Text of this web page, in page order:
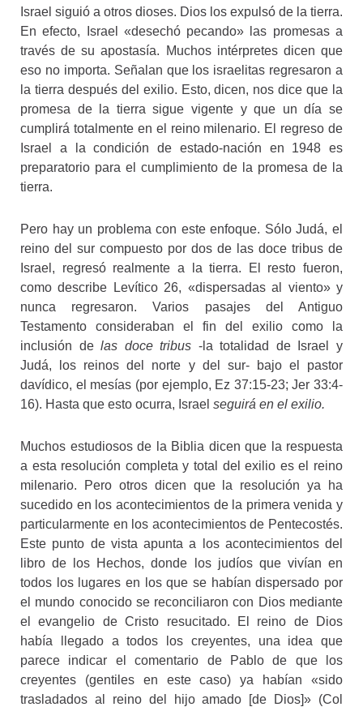
Israel siguió a otros dioses. Dios los expulsó de la tierra.
En efecto, Israel «desechó pecando» las promesas a
través de su apostasía. Muchos intérpretes dicen que
eso no importa. Señalan que los israelitas regresaron a
la tierra después del exilio. Esto, dicen, nos dice que la
promesa de la tierra sigue vigente y que un día se
cumplirá totalmente en el reino milenario. El regreso de
Israel a la condición de estado-nación en 1948 es
preparatorio para el cumplimiento de la promesa de la
tierra.
Pero hay un problema con este enfoque. Sólo Judá, el
reino del sur compuesto por dos de las doce tribus de
Israel, regresó realmente a la tierra. El resto fueron,
como describe Levítico 26, «dispersadas al viento» y
nunca regresaron. Varios pasajes del Antiguo
Testamento consideraban el fin del exilio como la
inclusión delas doce tribus -la totalidad de Israel y
Judá, los reinos del norte y del sur- bajo el pastor
davídico, el mesías (por ejemplo, Ez 37:15-23; Jer 33:4-
16). Hasta que esto ocurra, Israel seguirá en el exilio.
Muchos estudiosos de la Biblia dicen que la respuesta
a esta resolución completa y total del exilio es el reino
milenario. Pero otros dicen que la resolución ya ha
sucedido en los acontecimientos de la primera venida y
particularmente en los acontecimientos de Pentecostés.
Este punto de vista apunta a los acontecimientos del
libro de los Hechos, donde los judíos que vivían en
todos los lugares en los que se habían dispersado por
el mundo conocido se reconciliaron con Dios mediante
el evangelio de Cristo resucitado. El reino de Dios
había llegado a todos los creyentes, una idea que
parece indicar el comentario de Pablo de que los
creyentes (gentiles en este caso) ya habían «sido
trasladados al reino del hijo amado [de Dios]» (Col